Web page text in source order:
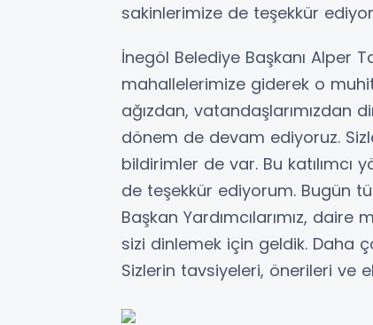
sakinlerimize de teşekkür
İnegöl Belediye Başkanı Alper
mahallelerimize giderek o
ağızdan, vatandaşlarımızdan
dönem de devam ediyoruz.
bildirimler de var. Bu katılımcı
de teşekkür ediyorum. Bugün
Başkan Yardımcılarımız,
sizi dinlemek için geldik. Daha
Sizlerin tavsiyeleri, önerileri ve